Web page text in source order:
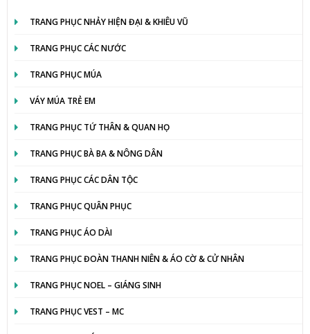
TRANG PHỤC NHẢY HIỆN ĐẠI & KHIÊU VŨ
TRANG PHỤC CÁC NƯỚC
TRANG PHỤC MÚA
VÁY MÚA TRẺ EM
TRANG PHỤC TỨ THÂN & QUAN HỌ
TRANG PHỤC BÀ BA & NÔNG DÂN
TRANG PHỤC CÁC DÂN TỘC
TRANG PHỤC QUÂN PHỤC
TRANG PHỤC ÁO DÀI
TRANG PHỤC ĐOÀN THANH NIÊN & ÁO CỜ & CỬ NHÂN
TRANG PHỤC NOEL – GIÁNG SINH
TRANG PHỤC VEST – MC